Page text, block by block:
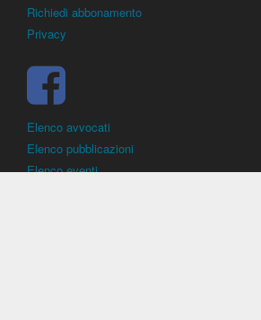
Richiedi abbonamento
Privacy
Elenco avvocati
Elenco pubblicazioni
Elenco eventi